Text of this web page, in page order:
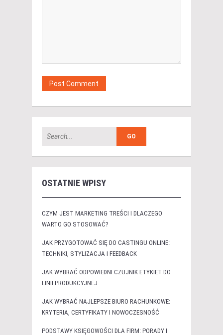
OSTATNIE WPISY
CZYM JEST MARKETING TREŚCI I DLACZEGO
WARTO GO STOSOWAĆ?
JAK PRZYGOTOWAĆ SIĘ DO CASTINGU ONLINE:
TECHNIKI, STYLIZACJA I FEEDBACK
JAK WYBRAĆ ODPOWIEDNI CZUJNIK ETYKIET DO
LINII PRODUKCYJNEJ
JAK WYBRAĆ NAJLEPSZE BIURO RACHUNKOWE:
KRYTERIA, CERTYFIKATY I NOWOCZESNOŚĆ
PODSTAWY KSIĘGOWOŚCI DLA FIRM: PORADY I